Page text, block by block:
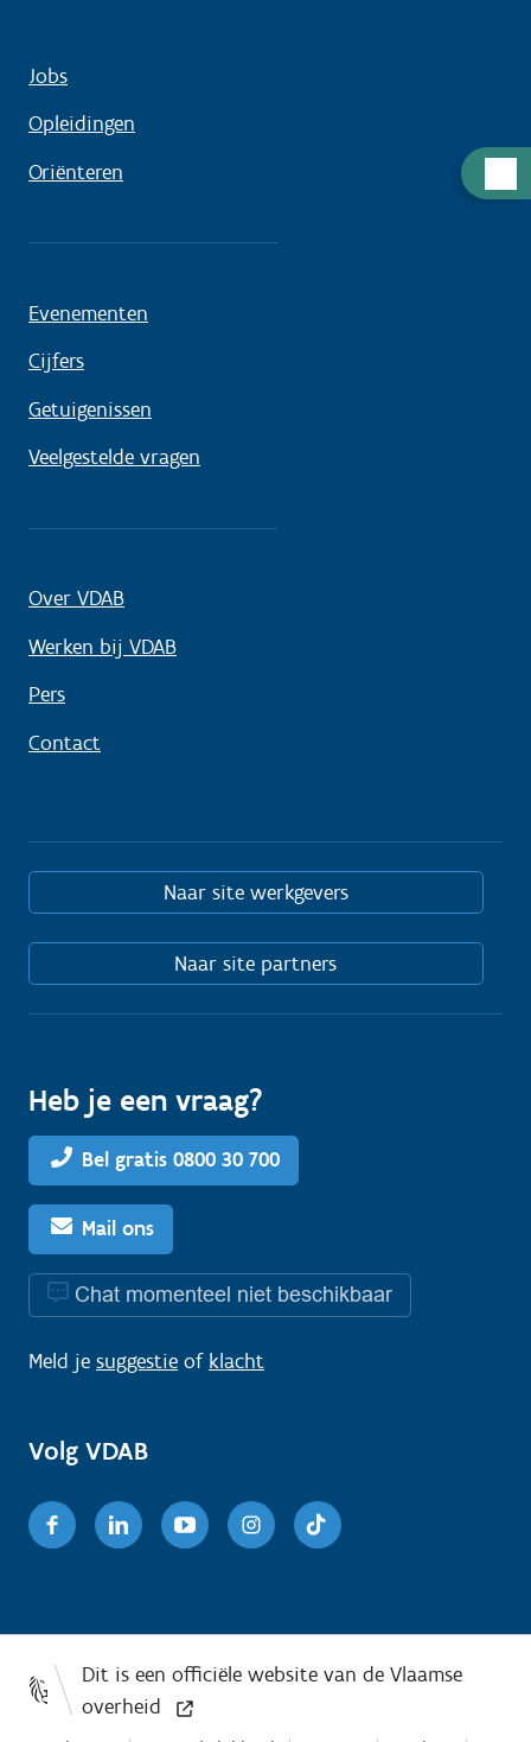
Jobs
Opleidingen
Oriënteren
Evenementen
Cijfers
Getuigenissen
Veelgestelde vragen
Over VDAB
Werken bij VDAB
Pers
Contact
Naar site werkgevers
Naar site partners
Heb je een vraag?
Bel gratis 0800 30 700
Mail ons
Chat momenteel niet beschikbaar
Meld je suggestie of klacht
Volg VDAB
FacebookLinkedinYoutubeInstagram